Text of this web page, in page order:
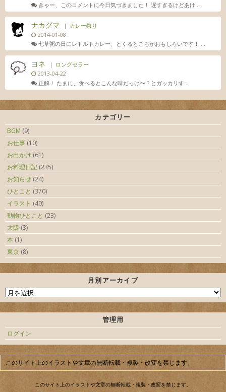
きゃー、このコメントに今日気づきました！ 遅すぎるけどあけ...
ナカグマ ｜ カレー祭り
2014-01-08
七草粥の日にレトルトカレー、とくるところがおもしろいです！ ...
ヨネ ｜
ロングセラー
2013-04-22
正解！ たまに、食べるとこんな味だっけ〜？とガッカリす...
カテゴリー
BGM (9)
お仕事 (10)
お出かけ (61)
お料理日記 (235)
お知らせ (24)
ひとこと (370)
イラスト (40)
動物ひとこと (23)
大阪 (3)
本 (1)
東京 (8)
月別アーカイブ
管理用
ログイン
このサイト上のイラストや文章の無断転載・複製・改変を禁じます。
このサイト上のイラストや文章の無断転載・複製・改変を禁じます。